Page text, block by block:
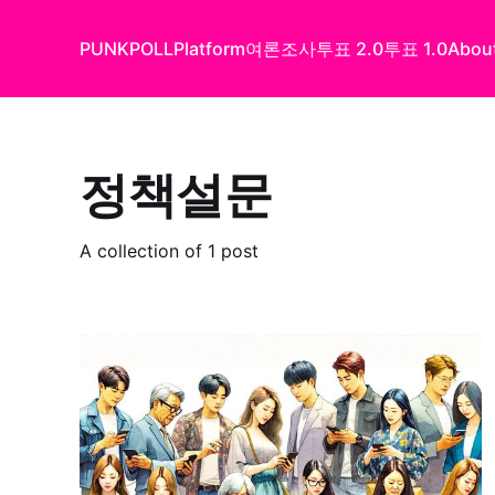
PUNKPOLLPlatform여론조사투표 2.0투표 1.0
정책설문
A collection of 1 post